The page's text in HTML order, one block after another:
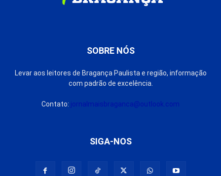
SOBRE NÓS
Levar aos leitores de Bragança Paulista e região, informação
com padrão de excelência.
Contato: jornalmaisbraganca@outlook.com
SIGA-NOS